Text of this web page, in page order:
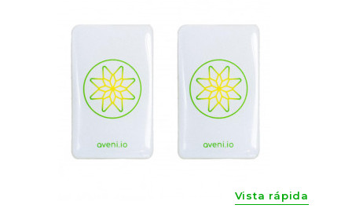
Vista rápida